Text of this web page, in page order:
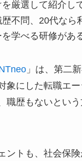
厳選して紹介し
不問、20代なら
学べる研修があ
」は、第二
象にした転職エ
職歴もないとい
ントも、社会保